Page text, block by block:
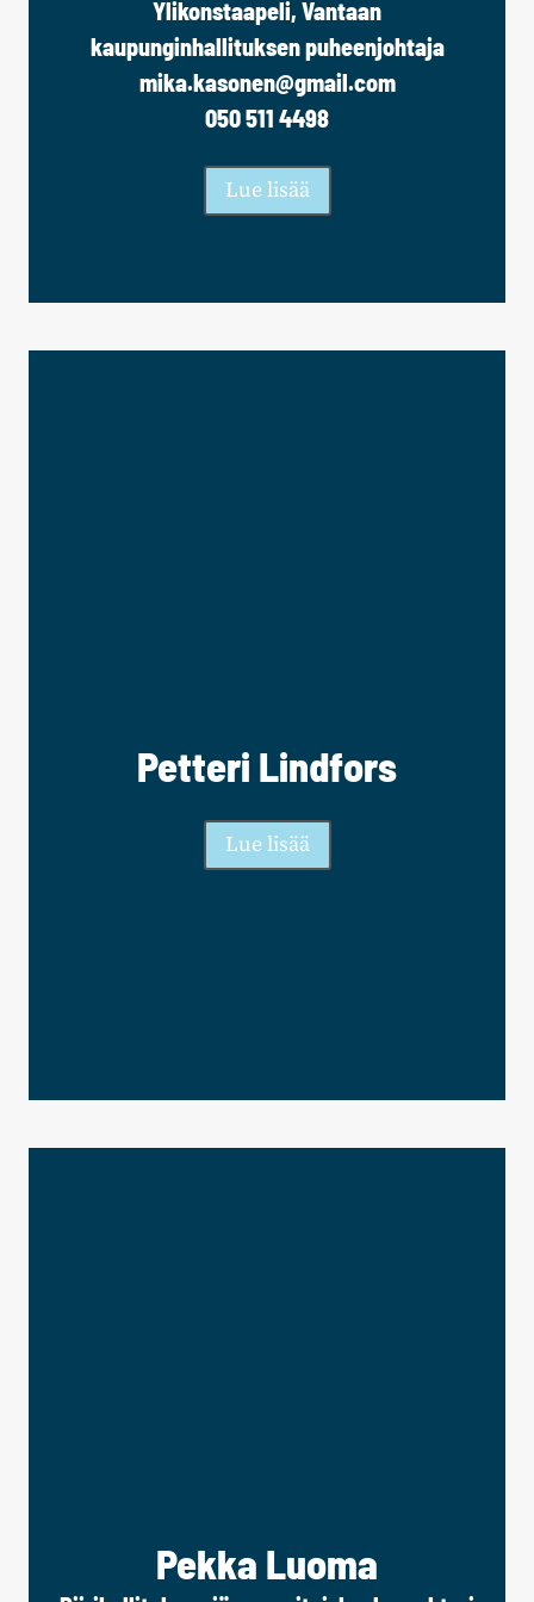
Ylikonstaapeli, Vantaan
kaupunginhallituksen puheenjohtaja
mika.kasonen@gmail.com
050 511 4498
Lue lisää
Petteri Lindfors
Lue lisää
Pekka Luoma